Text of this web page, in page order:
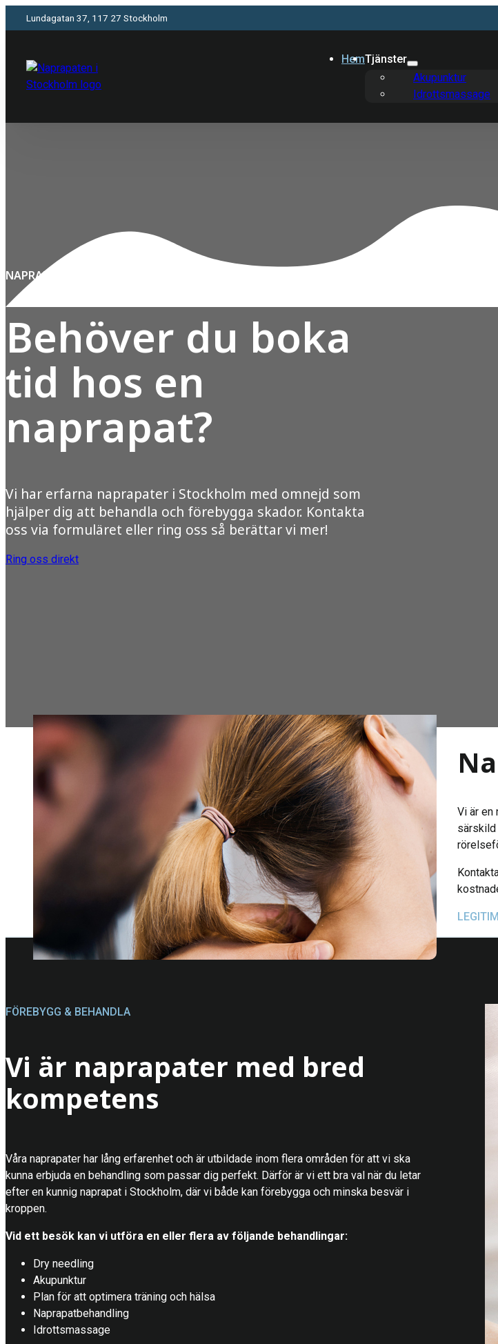
Lundagatan 37, 117 27 Stockholm
HemTjänster
Akupunktur
Idrottsmassage
NAPRAPAT STOCKHOLM
Behöver du boka
tid hos en
naprapat?
Vi har erfarna naprapater i Stockholm med omnejd som
hjälper dig att behandla och förebygga skador. Kontakta
oss via formuläret eller ring oss så berättar vi mer!
Ring oss direkt
Vi är en
särskild
Vi är naprapater med bred
kompetens
Våra naprapater har lång erfarenhet och är utbildade inom flera områden för att vi ska
kunna erbjuda en behandling som passar dig perfekt. Därför är vi ett bra val när du letar
efter en kunnig naprapat i Stockholm, där vi både kan förebygga och minska besvär i
kroppen.
Vid ett besök kan vi utföra en eller flera av följande behandlingar:
Dry needling
Akupunktur
Plan för att optimera träning och hälsa
Naprapatbehandling
Idrottsmassage
FÖREBYGG & BEHANDLA